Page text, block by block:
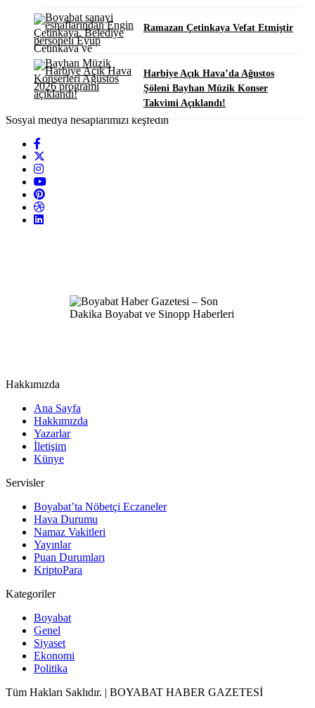
Ramazan Çetinkaya Vefat Etmiştir
Harbiye Açık Hava’da Ağustos
Şöleni Bayhan Müzik Konser
Takvimi Açıklandı!
Sosyal medya hesaplarımızı keşfedin
Hakkımızda
Ana Sayfa
Hakkımızda
Yazarlar
İletişim
Künye
Servisler
Boyabat’ta Nöbetçi Eczaneler
Hava Durumu
Namaz Vakitleri
Yayınlar
Puan Durumları
KriptoPara
Kategoriler
Boyabat
Genel
Siyaset
Ekonomi
Politika
Tüm Hakları Saklıdır. | BOYABAT HABER GAZETESİ